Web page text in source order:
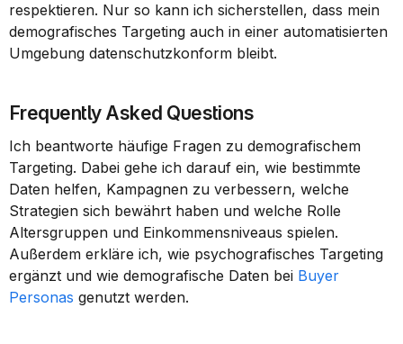
respektieren. Nur so kann ich sicherstellen, dass mein
demografisches Targeting auch in einer automatisierten
Umgebung datenschutzkonform bleibt.
Frequently Asked Questions
Ich beantworte häufige Fragen zu demografischem
Targeting. Dabei gehe ich darauf ein, wie bestimmte
Daten helfen, Kampagnen zu verbessern, welche
Strategien sich bewährt haben und welche Rolle
Altersgruppen und Einkommensniveaus spielen.
Außerdem erkläre ich, wie psychografisches Targeting
ergänzt und wie demografische Daten bei Buyer
Personas genutzt werden.